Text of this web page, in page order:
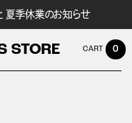
夏季休業のお知らせ
STORE 0